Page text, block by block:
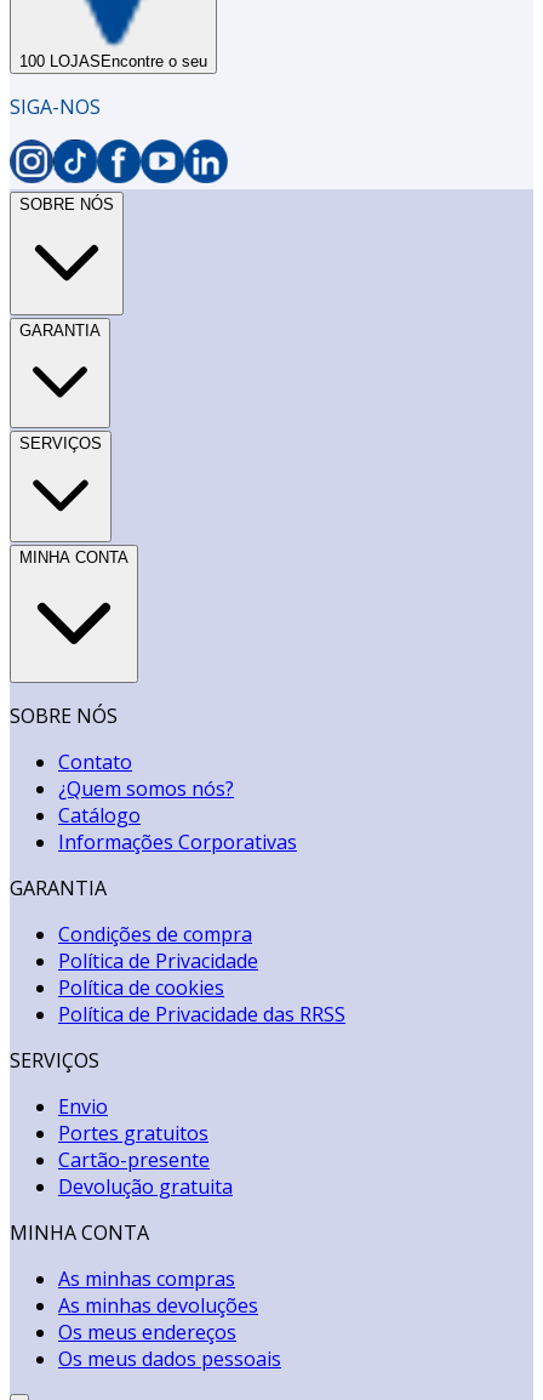
100 LOJAS Encontre o seu
SIGA-NOS
SOBRE NÓS
GARANTIA
SERVIÇOS
MINHA CONTA
SOBRE NÓS
Contato
¿Quem somos nós?
Catálogo
Informações Corporativas
GARANTIA
Condições de compra
Política de Privacidade
Política de cookies
Política de Privacidade das RRSS
SERVIÇOS
Envio
Portes gratuitos
Cartão-presente
Devolução gratuita
MINHA CONTA
As minhas compras
As minhas devoluções
Os meus endereços
Os meus dados pessoais